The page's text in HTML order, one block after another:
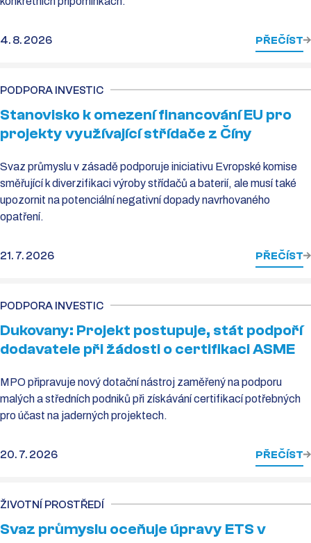
4. 8. 2026 PŘEČÍST
PODPORA INVESTIC
Stanovisko k omezení financování EU pro
projekty využívající střídače z Číny
Svaz průmyslu v zásadě podporuje iniciativu Evropské komise
směřující k diverzifikaci výroby střídačů a baterií, ale musí také
upozornit na potenciální negativní dopady navrhovaného
opatření.
21. 7. 2026 PŘEČÍST
PODPORA INVESTIC
Dukovany: Projekt postupuje, stát podpoří
dodavatele při žádosti o certifikaci ASME
MPO připravuje nový dotační nástroj zaměřený na podporu
malých a středních podniků při získávání certifikací potřebných
pro účast na jaderných projektech.
20. 7. 2026 PŘEČÍST
ŽIVOTNÍ PROSTŘEDÍ
Svaz průmyslu oceňuje úpravy ETS v